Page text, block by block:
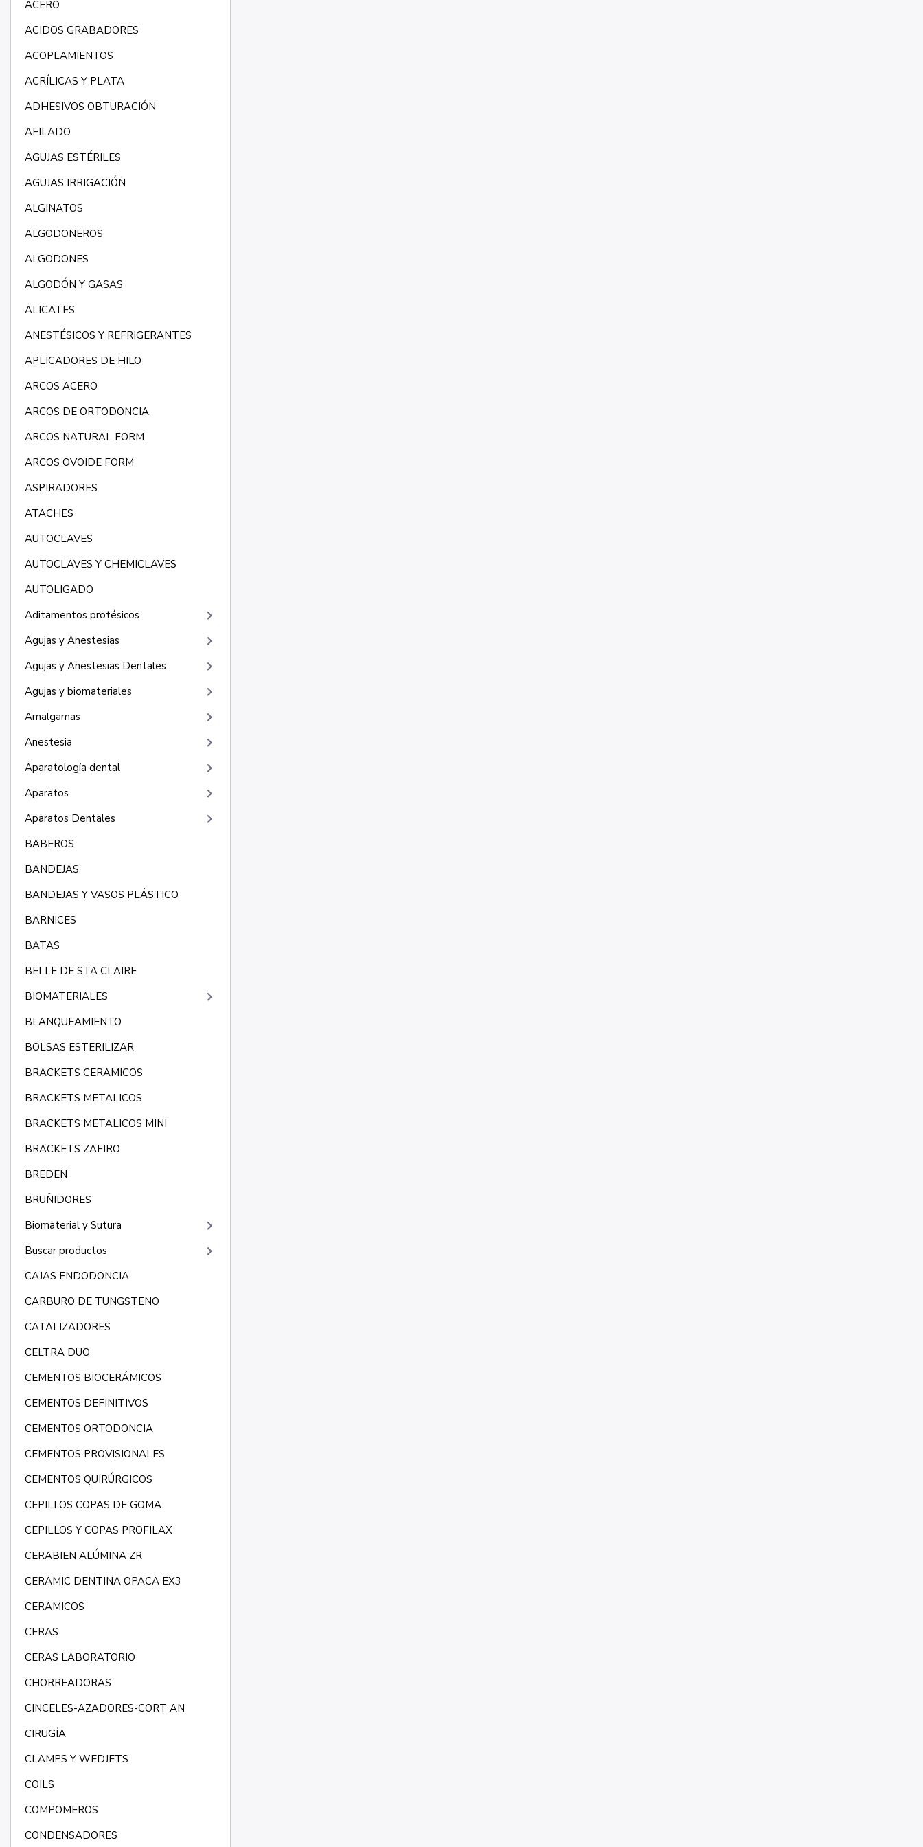
ACERO
ACIDOS GRABADORES
ACOPLAMIENTOS
ACRÍLICAS Y PLATA
ADHESIVOS OBTURACIÓN
AFILADO
AGUJAS ESTÉRILES
AGUJAS IRRIGACIÓN
ALGINATOS
ALGODONEROS
ALGODONES
ALGODÓN Y GASAS
ALICATES
ANESTÉSICOS Y REFRIGERANTES
APLICADORES DE HILO
ARCOS ACERO
ARCOS DE ORTODONCIA
ARCOS NATURAL FORM
ARCOS OVOIDE FORM
ASPIRADORES
ATACHES
AUTOCLAVES
AUTOCLAVES Y CHEMICLAVES
AUTOLIGADO
Aditamentos protésicos
keyboard_arrow_right
Agujas y Anestesias keyboard_arrow_right
Agujas y Anestesias Dentales keyboard_arrow_right
Agujas y biomateriales keyboard_arrow_right
Amalgamas keyboard_arrow_right
Anestesia keyboard_arrow_right
Aparatología dental keyboard_arrow_right
Aparatos keyboard_arrow_right
Aparatos Dentales keyboard_arrow_right
BABEROS
BANDEJAS
BANDEJAS Y VASOS PLÁSTICO
BARNICES
BATAS
BELLE DE STA CLAIRE
BIOMATERIALES
keyboard_arrow_right
BLANQUEAMIENTO
BOLSAS ESTERILIZAR
BRACKETS CERAMICOS
BRACKETS METALICOS
BRACKETS METALICOS MINI
BRACKETS ZAFIRO
BREDEN
BRUÑIDORES
Biomaterial y Sutura
keyboard_arrow_right
Buscar productos keyboard_arrow_right
CAJAS ENDODONCIA
CARBURO DE TUNGSTENO
CATALIZADORES
CELTRA DUO
CEMENTOS BIOCERÁMICOS
CEMENTOS DEFINITIVOS
CEMENTOS ORTODONCIA
CEMENTOS PROVISIONALES
CEMENTOS QUIRÚRGICOS
CEPILLOS COPAS DE GOMA
CEPILLOS Y COPAS PROFILAX
CERABIEN ALÚMINA ZR
CERAMIC DENTINA OPACA EX3
CERAMICOS
CERAS
CERAS LABORATORIO
CHORREADORAS
CINCELES-AZADORES-CORT AN
CIRUGÍA
CLAMPS Y WEDJETS
COILS
COMPOMEROS
CONDENSADORES